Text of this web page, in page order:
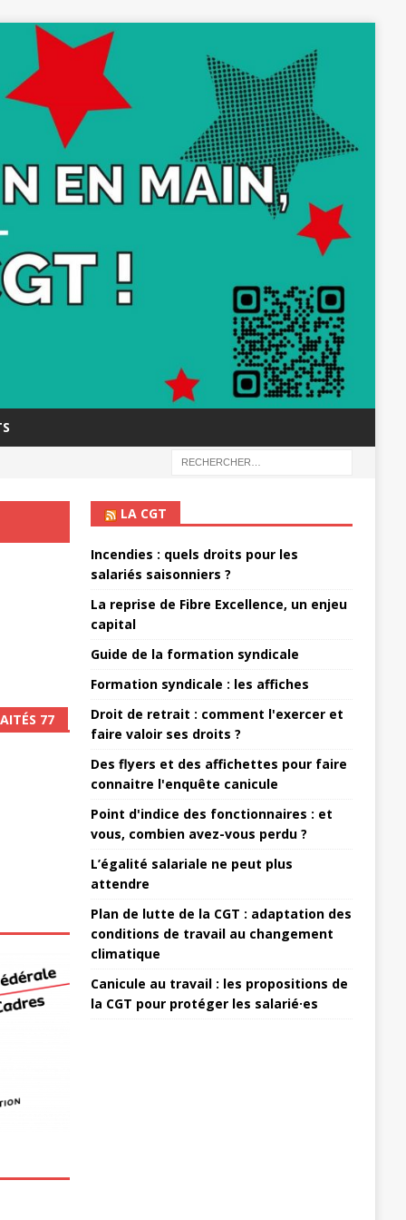
77
LA CGT
Incendies : quels droits pour les
salariés saisonniers ?
La reprise de Fibre Excellence, un enjeu
capital
Guide de la formation syndicale
Formation syndicale : les affiches
Droit de retrait : comment l'exercer et
faire valoir ses droits ?
Des flyers et des affichettes pour faire
connaitre l'enquête canicule
Point d'indice des fonctionnaires : et
vous, combien avez-vous perdu ?
L’égalité salariale ne peut plus
attendre
Plan de lutte de la CGT : adaptation des
conditions de travail au changement
climatique
Canicule au travail : les propositions de
la CGT pour protéger les salarié·es